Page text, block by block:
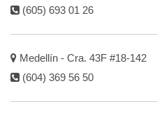
(605) 693 01 26
Medellín - Cra. 43F #18-142
(604) 369 56 50